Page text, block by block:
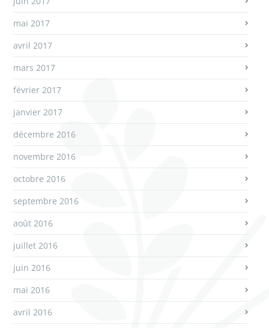
mai 2017
avril 2017
mars 2017
février 2017
janvier 2017
décembre 2016
novembre 2016
octobre 2016
septembre 2016
août 2016
juillet 2016
juin 2016
mai 2016
avril 2016